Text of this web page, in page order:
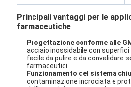
Principali vantaggi per le
farmaceutiche
Progettazione conforme alle
acciaio inossidabile con superfici
facile da pulire e da convalidare
farmaceutici.
Funzionamento del sistema
contaminazione incrociata e